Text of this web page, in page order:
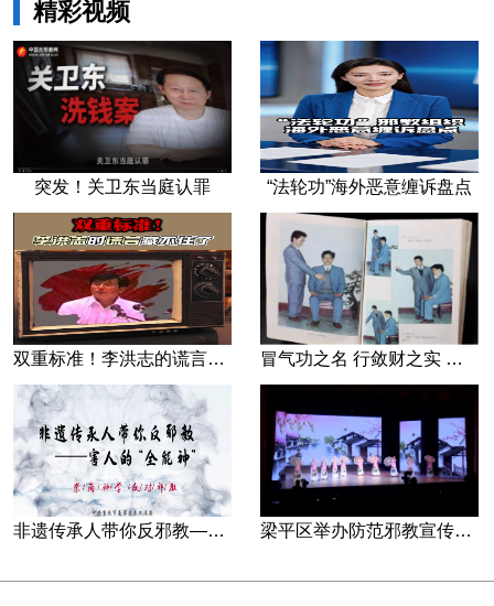
精彩视频
突发！关卫东当庭认罪 “法轮功”海外恶意缠诉盘点
双重标准！李洪志的谎言藏不住了 冒气功之名 行敛财之实 张宏堡义女“小倩”团伙覆灭记
非遗传承人带你反邪教—害人的“全能神” 梁平区举办防范邪教宣传专场文艺演出